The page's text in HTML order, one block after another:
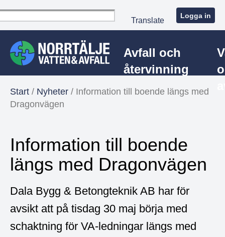
Translate
Logga in
Avfall och
återvinning
Start / Nyheter / Information till boende längs med
Dragonvägen
Information till boende
längs med Dragonvägen
Dala Bygg & Betongteknik AB har för
avsikt att på tisdag 30 maj börja med
schaktning för VA-ledningar längs med